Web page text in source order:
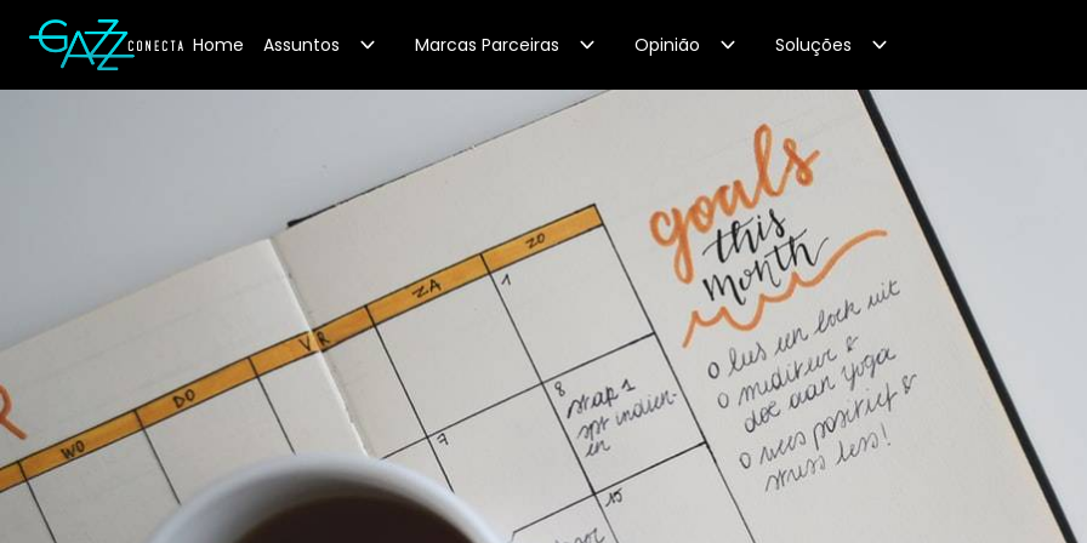
Your Company Home Assuntos Marcas Parceiras Opinião Soluções